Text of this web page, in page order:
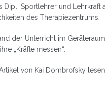
Dipl. Sportlehrer und Lehrkraft
des Therapiezentrums.
der Unterricht im
„Kräfte messen“.
von Kai Dombrofsky